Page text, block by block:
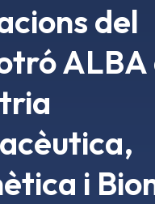
del
ALBA
i